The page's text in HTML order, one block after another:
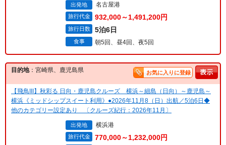
出発地 名古屋港
旅行代金 932,000～1,491,200円
旅行日数 5泊6日
食事 朝5回、昼4回、夜5回
目的地：宮崎県、鹿児島県 お気に入りに登録
【飛鳥III】秋彩る 日向・鹿児島クルーズ 横浜～細島（日向）～鹿児島～
横浜《ミッドシップスイート利用》●2026年11月8（日）出航／5泊6日◆
他のカテゴリー設定あり 〔クルーズ紀行：2026年11月〕
出発地 横浜港
旅行代金 770,000～1,232,000円